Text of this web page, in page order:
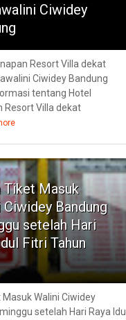
Ciwidey
Resort Villa dekat
Ciwidey Bandung
tentang Hotel
Resort Villa dekat
Tiket Masuk
Ciwidey Bandung
setelah Hari
Fitri Tahun
Masuk Walini Ciwidey
setelah Hari Raya Idul